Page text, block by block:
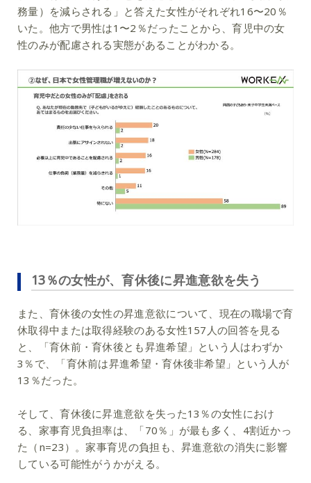
務量）を減らされる」と答えた女性がそれぞれ16〜20％
いた。他方で男性は1〜2％だったことから、育児中の女
性のみが配慮される実態があることがわかる。
13％の女性が、育休後に昇進意欲を失う
また、育休後の女性の昇進意欲について、現在の職場で育
休取得中または取得経験のある女性157人の回答を見る
と、「育休前・育休後とも昇進希望」という人はわずか
3％で、「育休前は昇進希望・育休後非希望」という人が
13％だった。
そして、育休後に昇進意欲を失った13％の女性におけ
る、家事育児負担率は、「70％」が最も多く、4割近かっ
た（n=23）。家事育児の負担も、昇進意欲の消失に影響
している可能性がうかがえる。